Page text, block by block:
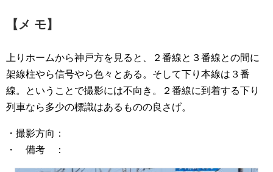
【メ モ】
上りホームから神戸方を見ると、２番線と３番線との間に
架線柱やら信号やら色々とある。そして下り本線は３番
線。ということで撮影には不向き。２番線に到着する下り
列車なら多少の標識はあるものの良さげ。
・撮影方向：
・ 備考 ：